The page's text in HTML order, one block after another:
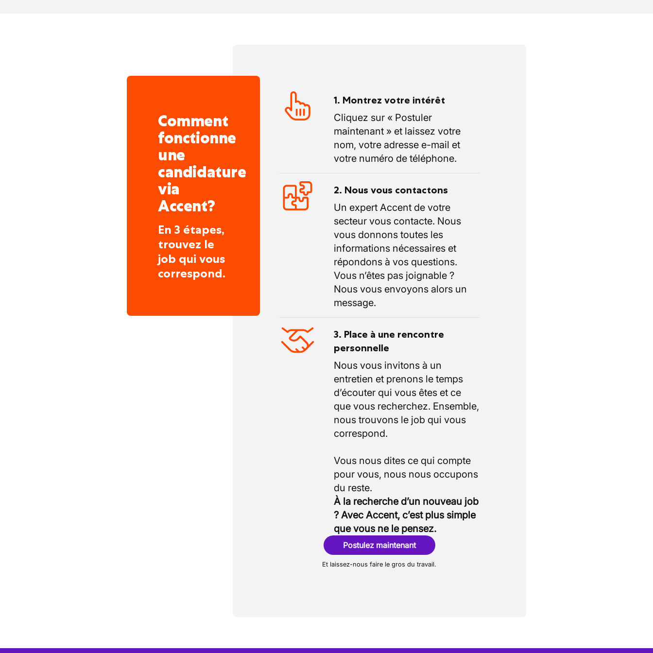
Belgique : une forte présence en ligne et des entreprises sœurs
comme Nowjobs et CTRL-F, nous trouvons toujours le bon emploi
pour le bon candidat, sous n'importe quelle forme de contrat.
Comment
fonctionne
une
candidature
via
Accent?
En 3 étapes,
trouvez le
job qui vous
correspond.
1. Montrez votre intérêt
Cliquez sur « Postuler
maintenant » et laissez votre
nom, votre adresse e-mail et
votre numéro de téléphone.
2. Nous vous contactons
Un expert Accent de votre
secteur vous contacte. Nous
vous donnons toutes les
informations nécessaires et
répondons à vos questions.
Vous n’êtes pas joignable ?
Nous vous envoyons alors un
message.
3. Place à une rencontre
personnelle
Nous vous invitons à un
entretien et prenons le temps
d’écouter qui vous êtes et ce
que vous recherchez. Ensemble,
nous trouvons le job qui vous
correspond.
Vous nous dites ce qui compte
pour vous, nous nous occupons
À la recherche d’un nouveau job
? Avec Accent, c’est plus simple
que vous ne le pensez.
Postulez maintenant
Et laissez-nous faire le gros du travail.